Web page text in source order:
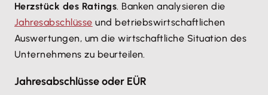
Herzstück des Ratings. Banken analysieren die
Jahresabschlüsse und betriebswirtschaftlichen
Auswertungen, um die wirtschaftliche Situation des
Unternehmens zu beurteilen.
Jahresabschlüsse oder EÜR